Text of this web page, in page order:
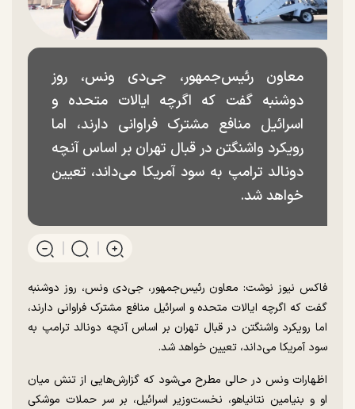
معاون رئیس‌جمهور، جی‌دی ونس، روز
دوشنبه گفت که اگرچه ایالات متحده و
اسرائیل منافع مشترک فراوانی دارند، اما
رویکرد واشنگتن در قبال تهران بر اساس آنچه
دونالد ترامپ به سود آمریکا می‌داند، تعیین
خواهد شد.
فاکس نیوز نوشت: معاون رئیس‌جمهور، جی‌دی ونس، روز دوشنبه
گفت که اگرچه ایالات متحده و اسرائیل منافع مشترک فراوانی دارند،
اما رویکرد واشنگتن در قبال تهران بر اساس آنچه دونالد ترامپ به
سود آمریکا می‌داند، تعیین خواهد شد.
اظهارات ونس در حالی مطرح می‌شود که گزارش‌هایی از تنش میان
او و بنیامین نتانیاهو، نخست‌وزیر اسرائیل، بر سر حملات موشکی